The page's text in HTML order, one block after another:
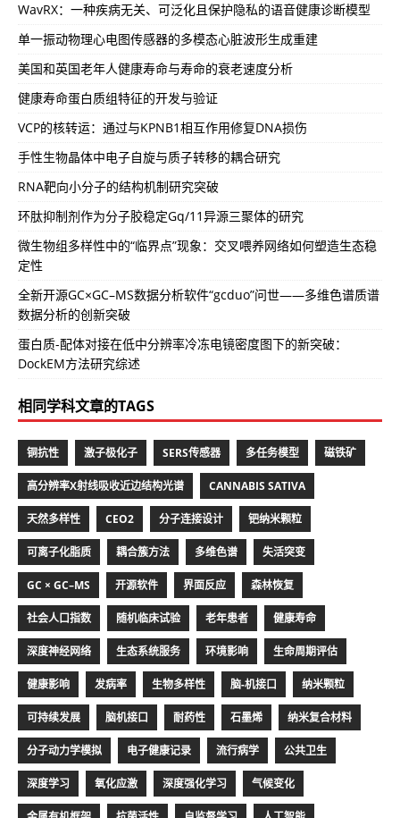
WavRX：一种疾病无关、可泛化且保护隐私的语音健康诊断模型
单一振动物理心电图传感器的多模态心脏波形生成重建
美国和英国老年人健康寿命与寿命的衰老速度分析
健康寿命蛋白质组特征的开发与验证
VCP的核转运：通过与KPNB1相互作用修复DNA损伤
手性生物晶体中电子自旋与质子转移的耦合研究
RNA靶向小分子的结构机制研究突破
环肽抑制剂作为分子胶稳定Gq/11异源三聚体的研究
微生物组多样性中的“临界点”现象：交叉喂养网络如何塑造生态稳
定性
全新开源GC×GC–MS数据分析软件“gcduo”问世——多维色谱质谱
数据分析的创新突破
蛋白质-配体对接在低中分辨率冷冻电镜密度图下的新突破：
DockEM方法研究综述
相同学科文章的TAGS
铜抗性 激子极化子 SERS传感器 多任务模型 磁铁矿
高分辨率X射线吸收近边结构光谱 CANNABIS SATIVA
天然多样性 CEO2 分子连接设计 钯纳米颗粒
可离子化脂质 耦合簇方法 多维色谱 失活突变
GC × GC–MS 开源软件 界面反应 森林恢复
社会人口指数 随机临床试验 老年患者 健康寿命
深度神经网络 生态系统服务 环境影响 生命周期评估
健康影响 发病率 生物多样性 脑-机接口 纳米颗粒
可持续发展 脑机接口 耐药性 石墨烯 纳米复合材料
分子动力学模拟 电子健康记录 流行病学 公共卫生
深度学习 氧化应激 深度强化学习 气候变化